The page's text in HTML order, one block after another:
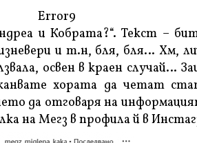
Error9
и Кобрата?“. Текст –
и т.н, бля, бля… Хм,
освен в краен случай…
хората да четат
да отговаря на
на Мегз в профила й в